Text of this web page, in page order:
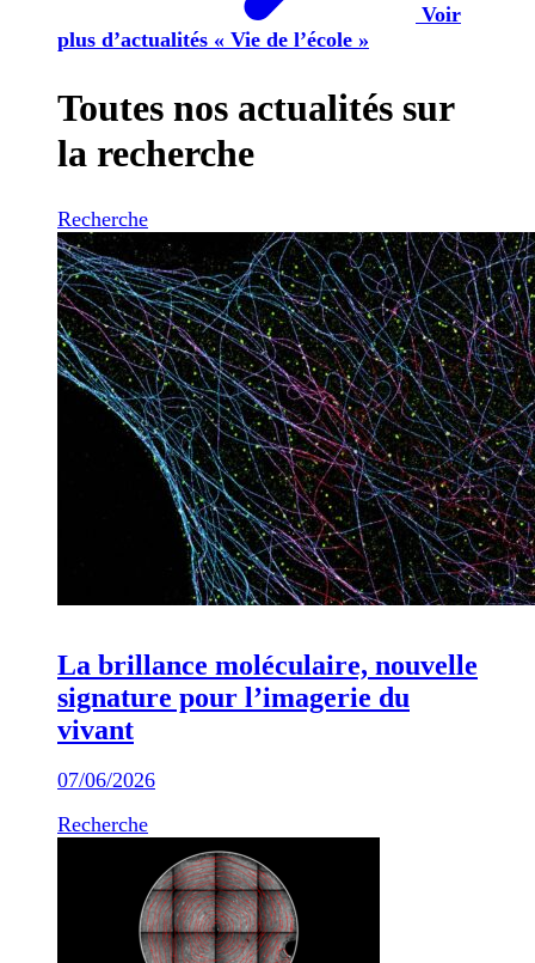
Voir
plus d’actualités « Vie de l’école »
Toutes nos actualités sur
la recherche
Recherche
La brillance moléculaire, nouvelle
signature pour l’imagerie du
vivant
07/06/2026
Recherche